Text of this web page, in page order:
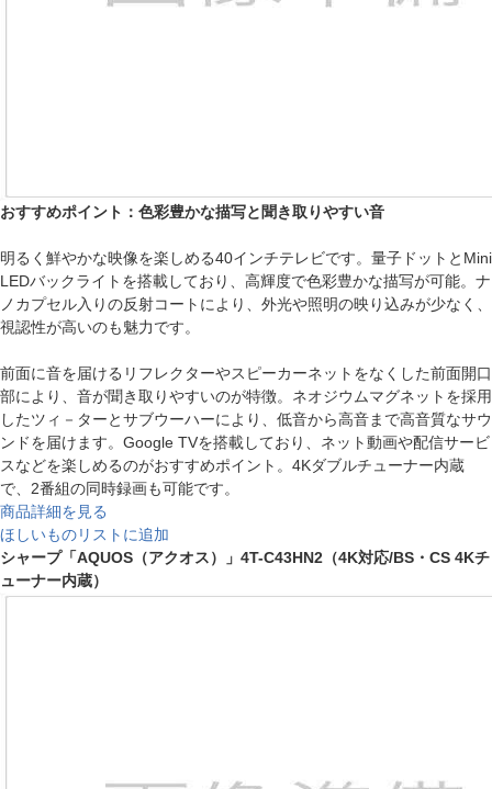
おすすめポイント：色彩豊かな描写と聞き取りやすい音
明るく鮮やかな映像を楽しめる40インチテレビです。量子ドットとMini
LEDバックライトを搭載しており、高輝度で色彩豊かな描写が可能。ナ
ノカプセル入りの反射コートにより、外光や照明の映り込みが少なく、
視認性が高いのも魅力です。
前面に音を届けるリフレクターやスピーカーネットをなくした前面開口
部により、音が聞き取りやすいのが特徴。ネオジウムマグネットを採用
したツィ－ターとサブウーハーにより、低音から高音まで高音質なサウ
ンドを届けます。Google TVを搭載しており、ネット動画や配信サービ
スなどを楽しめるのがおすすめポイント。4Kダブルチューナー内蔵
で、2番組の同時録画も可能です。
商品詳細を見る
ほしいものリストに追加
シャープ「AQUOS（アクオス）」4T-C43HN2（4K対応/BS・CS 4Kチ
ューナー内蔵）